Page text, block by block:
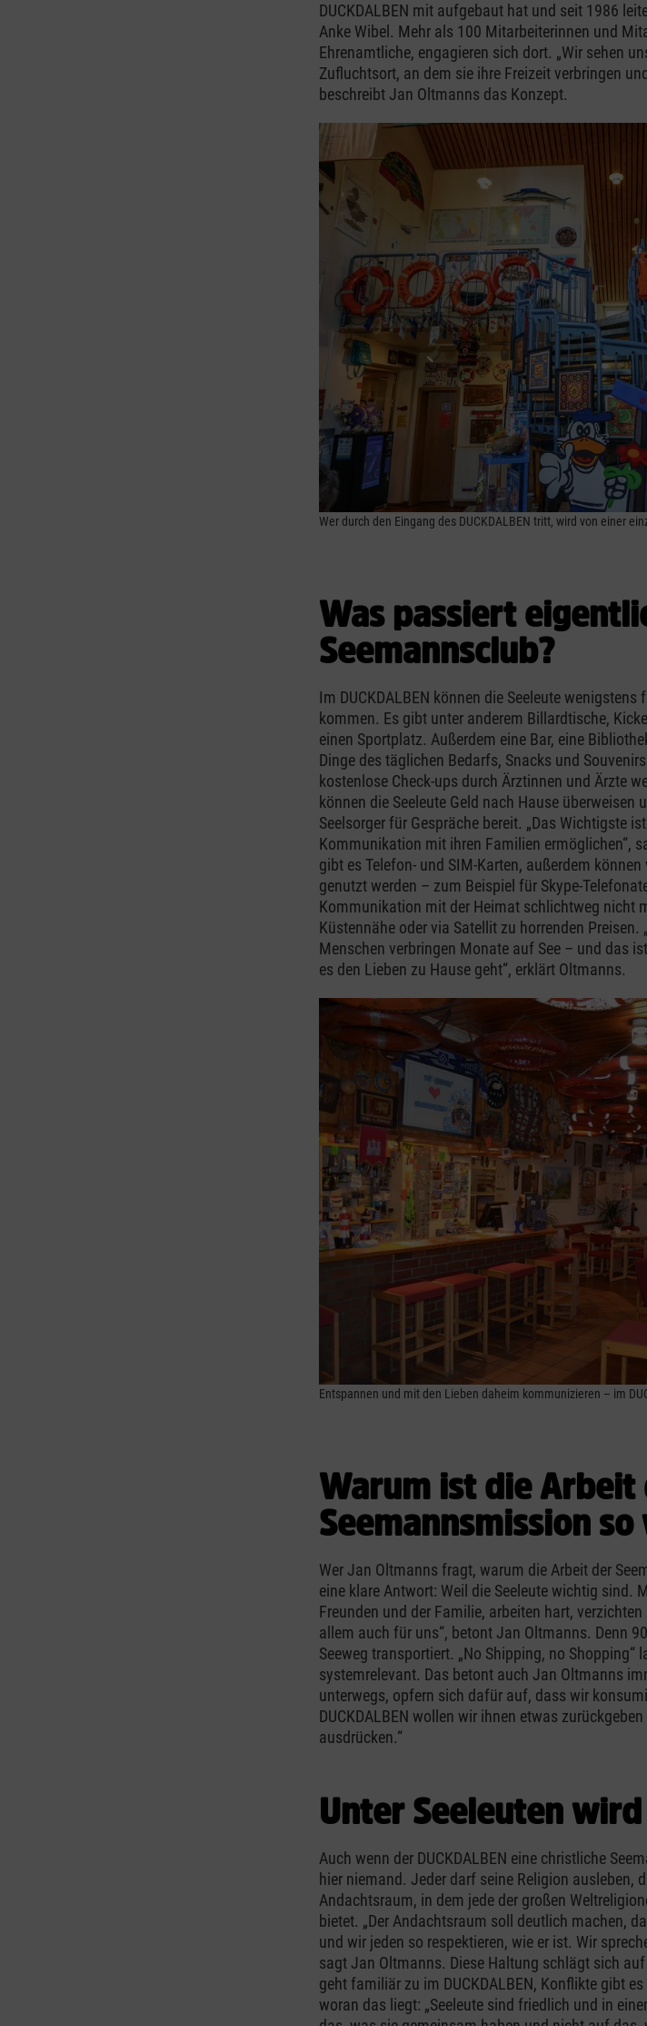
DUCKDALBEN mit aufgebaut hat und seit 1986
Anke Wibel. Mehr als 100 Mitarbeiterinnen und
Ehrenamtliche, engagieren sich dort. „Wir sehen
Zufluchtsort, an dem sie ihre Freizeit verbringen
beschreibt Jan Oltmanns das Konzept.
Wer durch den Eingang des DUCKDALBEN tritt, wird von einer
Was passiert
Seemannsclub?
Im DUCKDALBEN können die Seeleute
kommen. Es gibt unter anderem Billardtische,
einen Sportplatz. Außerdem eine Bar, eine
Dinge des täglichen Bedarfs, Snacks und
kostenlose Check-ups durch Ärztinnen und Ärzte
können die Seeleute Geld nach Hause überweisen
Seelsorger für Gespräche bereit. „Das Wichtigste
Kommunikation mit ihren Familien ermöglichen“,
gibt es Telefon- und SIM-Karten, außerdem
genutzt werden – zum Beispiel für Skype-
Kommunikation mit der Heimat schlichtweg nicht
Küstennähe oder via Satellit zu horrenden Preisen.
Menschen verbringen Monate auf See – und das
es den Lieben zu Hause geht“, erklärt Oltmanns.
Entspannen und mit den Lieben daheim kommunizieren – im
Warum ist die Arbeit
Seemannsmission
Wer Jan Oltmanns fragt, warum die Arbeit der
eine klare Antwort: Weil die Seeleute wichtig sind.
Freunden und der Familie, arbeiten hart,
allem auch für uns“, betont Jan Oltmanns. Denn
Seeweg transportiert. „No Shipping, no Shopping“
systemrelevant. Das betont auch Jan Oltmanns
unterwegs, opfern sich dafür auf, dass wir
DUCKDALBEN wollen wir ihnen etwas
ausdrücken.“
Unter Seeleuten
Auch wenn der DUCKDALBEN eine christliche
hier niemand. Jeder darf seine Religion ausleben,
Andachtsraum, in dem jede der großen
bietet. „Der Andachtsraum soll deutlich machen,
und wir jeden so respektieren, wie er ist. Wir
sagt Jan Oltmanns. Diese Haltung schlägt sich
geht familiär zu im DUCKDALBEN, Konflikte gibt
woran das liegt: „Seeleute sind friedlich und in